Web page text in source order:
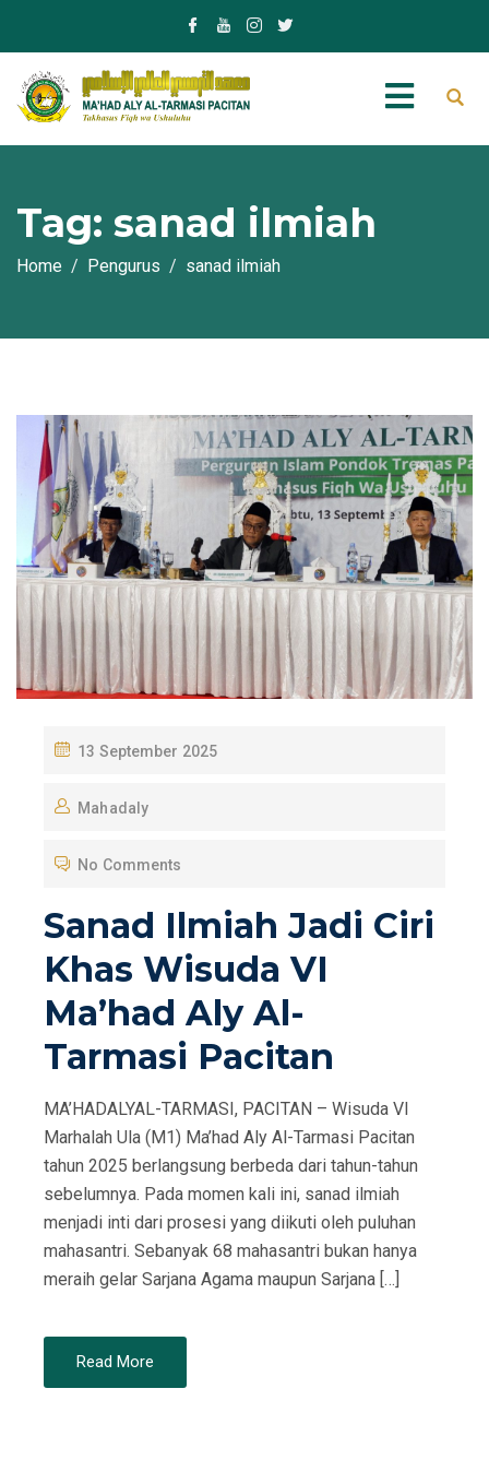
Tag: sanad ilmiah
Home Pengurus sanad ilmiah
P
S
E
O
N
13 September 2025
Mahadaly
No Comments
Sanad Ilmiah Jadi Ciri
Khas Wisuda VI
Ma’had Aly Al-
Tarmasi Pacitan
MA’HADALYAL-TARMASI, PACITAN – Wisuda VI
Marhalah Ula (M1) Ma’had Aly Al-Tarmasi Pacitan
tahun 2025 berlangsung berbeda dari tahun-tahun
sebelumnya. Pada momen kali ini, sanad ilmiah
menjadi inti dari prosesi yang diikuti oleh puluhan
mahasantri. Sebanyak 68 mahasantri bukan hanya
meraih gelar Sarjana Agama maupun Sarjana […]
Read More